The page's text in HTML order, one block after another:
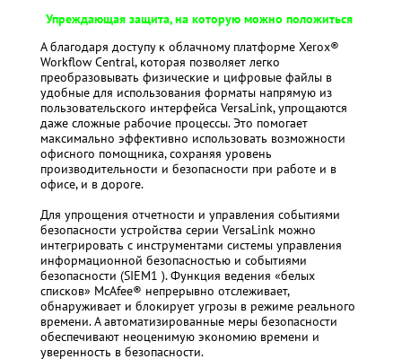
Упреждающая защита, на которую можно положиться
А благодаря доступу к облачному платформе Xerox®
Workflow Central, которая позволяет легко
преобразовывать физические и цифровые файлы в
удобные для использования форматы напрямую из
пользовательского интерфейса VersaLink, упрощаются
даже сложные рабочие процессы. Это помогает
максимально эффективно использовать возможности
офисного помощника, сохраняя уровень
производительности и безопасности при работе и в
офисе, и в дороге.
Для упрощения отчетности и управления событиями
безопасности устройства серии VersaLink можно
интегрировать с инструментами системы управления
информационной безопасностью и событиями
безопасности (SIEM1 ). Функция ведения «белых
списков» McAfee® непрерывно отслеживает,
обнаруживает и блокирует угрозы в режиме реального
времени. А автоматизированные меры безопасности
обеспечивают неоценимую экономию времени и
уверенность в безопасности.